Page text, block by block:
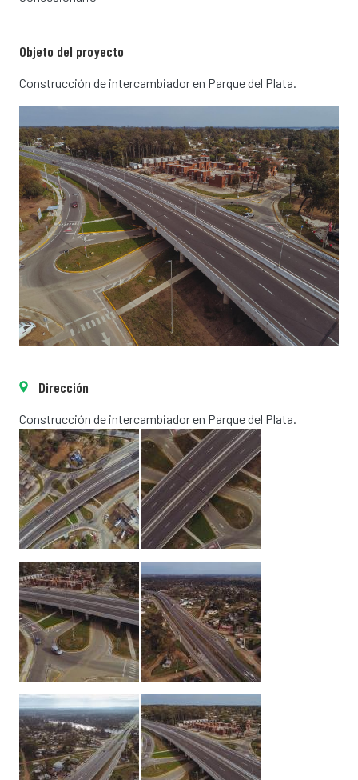
Objeto del proyecto
Construcción de intercambiador en Parque del Plata.
Dirección
Construcción de intercambiador en Parque del Plata.